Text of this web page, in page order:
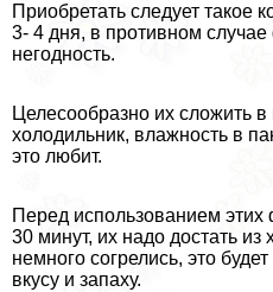
Приобретать следует такое
3- 4 дня, в противном
негодность.
Целесообразно их сложить в
холодильник, влажность в
это любит.
Перед использованием этих
30 минут, их надо достать
немного согрелись, это
вкусу и запаху.